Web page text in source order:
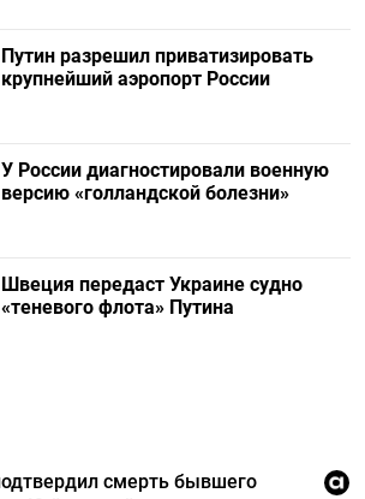
Путин разрешил приватизировать
крупнейший аэропорт России
У России диагностировали военную
версию «голландской болезни»
Швеция передаст Украине судно
«теневого флота» Путина